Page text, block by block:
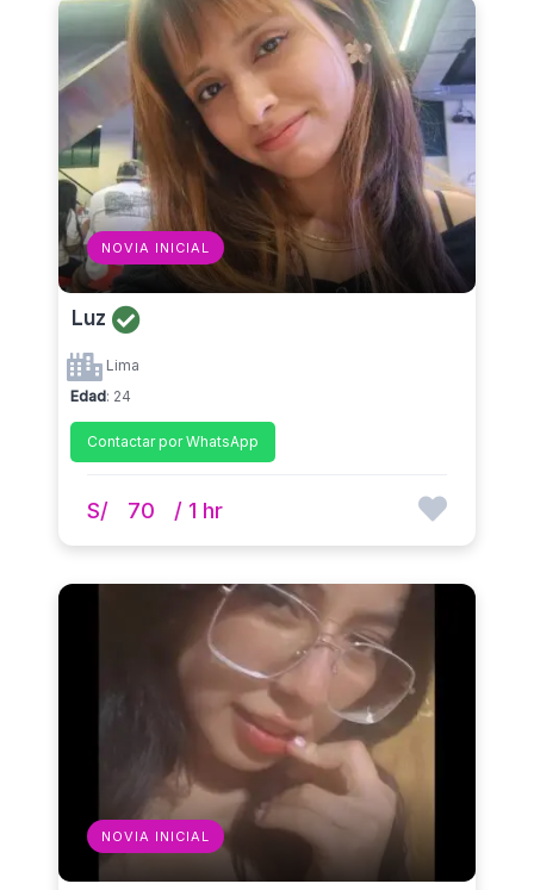
NOVIA INICIAL
Luz
Lima
Edad: 24
Contactar por WhatsApp
S/ 70 / 1 hr
NOVIA INICIAL